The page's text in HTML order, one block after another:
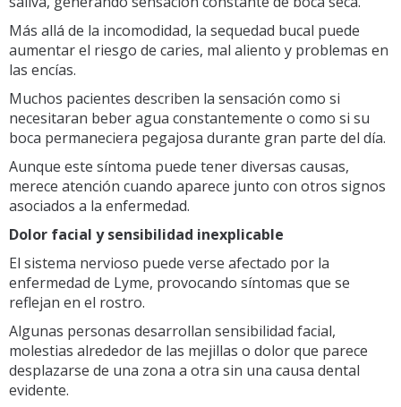
Más allá de la incomodidad, la sequedad bucal puede
aumentar el riesgo de caries, mal aliento y problemas en
las encías.
Muchos pacientes describen la sensación como si
necesitaran beber agua constantemente o como si su
boca permaneciera pegajosa durante gran parte del día.
Aunque este síntoma puede tener diversas causas,
merece atención cuando aparece junto con otros signos
asociados a la enfermedad.
Dolor facial y sensibilidad inexplicable
El sistema nervioso puede verse afectado por la
enfermedad de Lyme, provocando síntomas que se
reflejan en el rostro.
Algunas personas desarrollan sensibilidad facial,
molestias alrededor de las mejillas o dolor que parece
desplazarse de una zona a otra sin una causa dental
evidente.